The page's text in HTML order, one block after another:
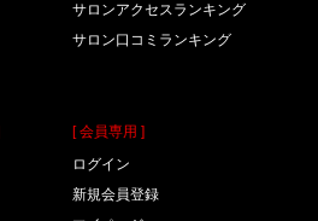
サロンアクセスランキング
サロン口コミランキング
[ 会員専用 ]
ログイン
新規会員登録